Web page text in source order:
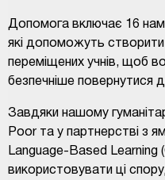
Допомога включає 16
які допоможуть
переміщених учнів, щоб
безпечніше повернутися
Завдяки нашому
Poor та у партнерстві з
Language-Based Learning
використовувати ці